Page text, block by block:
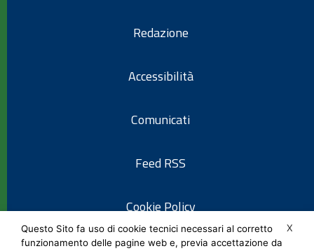
Redazione
Accessibilità
Comunicati
Feed RSS
Cookie Policy
X
Questo Sito fa uso di cookie tecnici necessari al corretto
funzionamento delle pagine web e, previa accettazione da